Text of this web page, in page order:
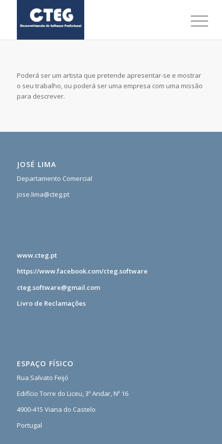
Poderá ser um artista que pretende apresentar-se e mostrar
o seu trabalho, ou poderá ser uma empresa com uma missão
para descrever.
JOSÉ LIMA
Departamento Comercial
jose.lima@cteg.pt
www.cteg.pt
https://www.facebook.com/cteg.software
cteg.software@gmail.com
Livro de Reclamações
ESPAÇO FÍSICO
Rua Salvato Feijó
Edifício Torre do Liceu, 3º Andar, Nº 16
4900-415 Viana do Castelo
Portugal